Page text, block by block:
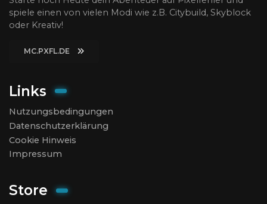
spiele einen von vielen Modi wie z.B. Citybuild, Skyblock
oder Kreativ!
MC.PXFL.DE
Links
Nutzungsbedingungen
Datenschutzerklärung
Cookie Hinweis
Impressum
Store